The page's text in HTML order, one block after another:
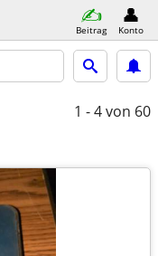
Beitrag Konto
1 - 4von 60